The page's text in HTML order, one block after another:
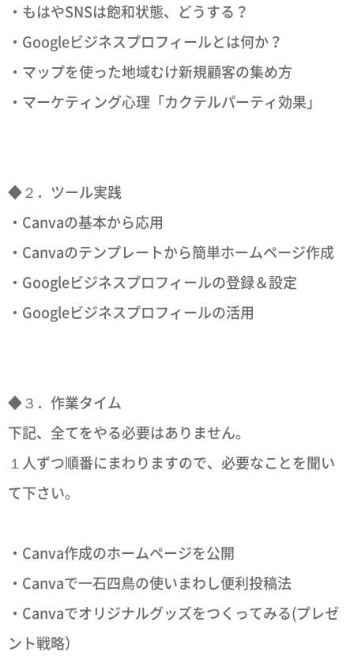
・もはやSNSは飽和状態、どうする？
・Googleビジネスプロフィールとは何か？
・マップを使った地域むけ新規顧客の集め方
・マーケティング心理「カクテルパーティ効果」
◆２．ツール実践
・Canvaの基本から応用
・Canvaのテンプレートから簡単ホームページ作成
・Googleビジネスプロフィールの登録＆設定
・Googleビジネスプロフィールの活用
◆３．作業タイム
下記、全てをやる必要はありません。
１人ずつ順番にまわりますので、必要なことを聞い
て下さい。
・Canva作成のホームページを公開
・Canvaで一石四鳥の使いまわし便利投稿法
・Canvaでオリジナルグッズをつくってみる(プレゼ
ント戦略）